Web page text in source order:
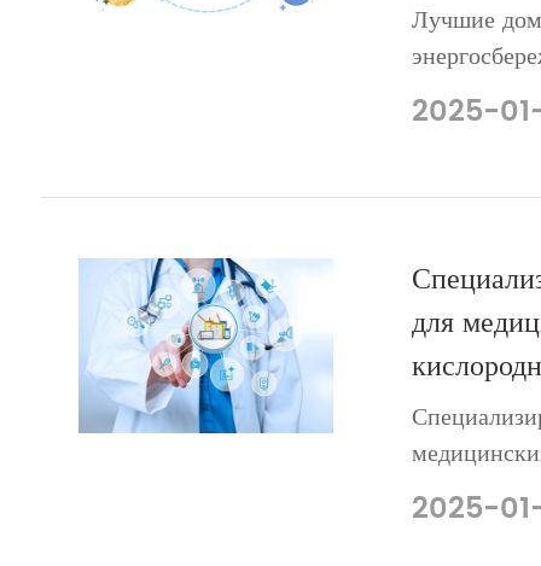
Лучшие
батарея
2025-
для
монитор
2025-